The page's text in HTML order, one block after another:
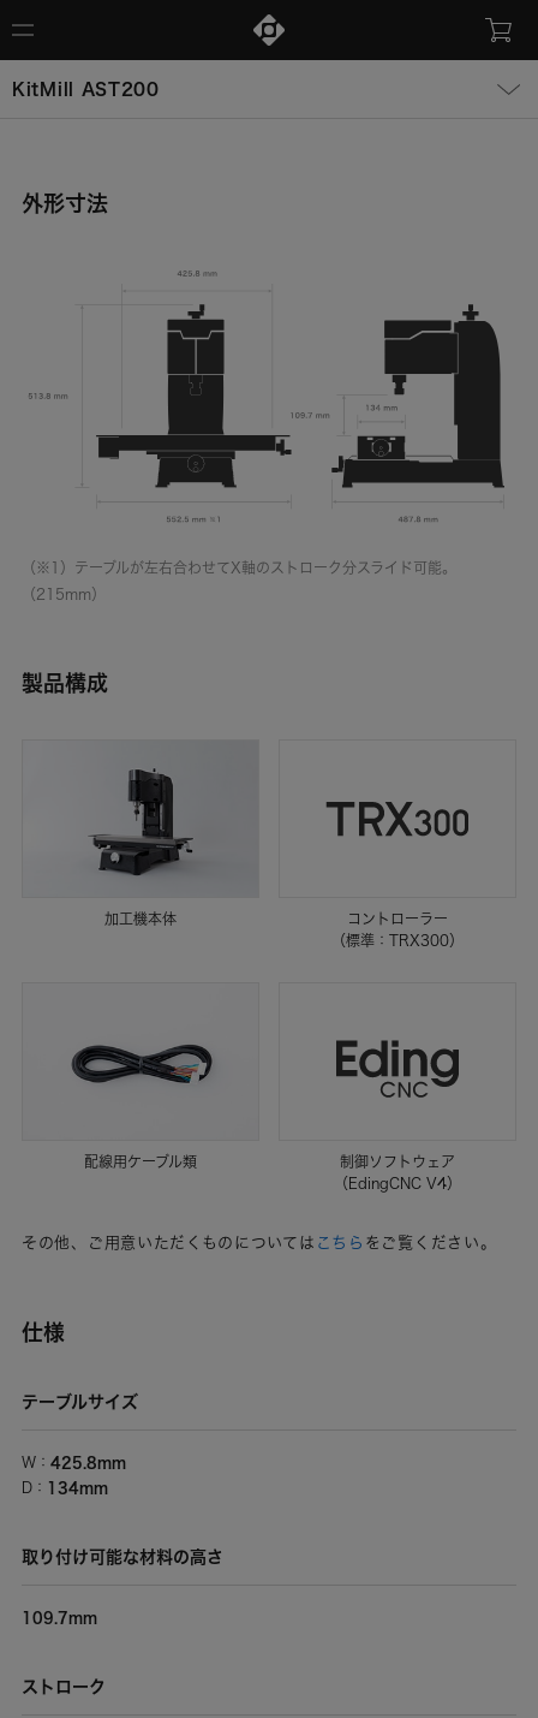
KitMill AST200
外形寸法
（※1）テーブルが左右合わせてX軸のストローク分スライド可能。
（215mm）
製品構成
加工機本体
コントローラー
（標準：TRX300）
配線用ケーブル類
制御ソフトウェア
（EdingCNC V4）
その他、ご用意いただくものについては こちら をご覧ください。
仕様
テーブルサイズ
W： 425.8mm
D： 134mm
取り付け可能な材料の高さ
109.7mm
ストローク